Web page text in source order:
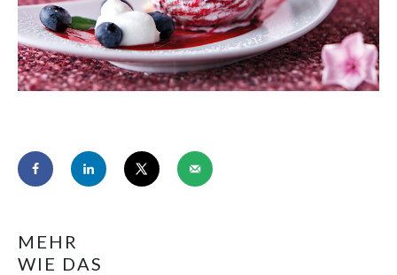
MEHR
WIE DAS